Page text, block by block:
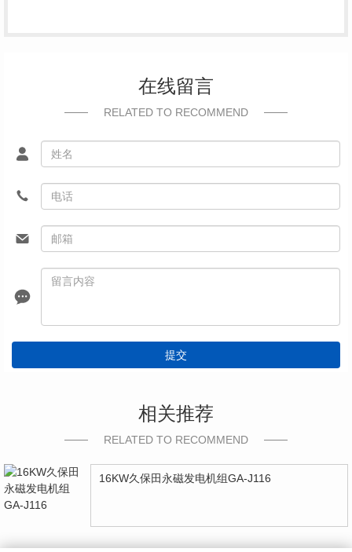
在线留言
RELATED TO RECOMMEND
提交
相关推荐
RELATED TO RECOMMEND
16KW久保田永磁发电机组GA-J116